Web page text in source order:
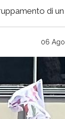
di
06